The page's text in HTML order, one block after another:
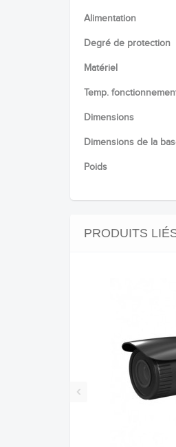
Alimentation
Degré de protection
Matériel
Temp.
Dimensions
Dimensions de la
Poids
PRODUITS
‹